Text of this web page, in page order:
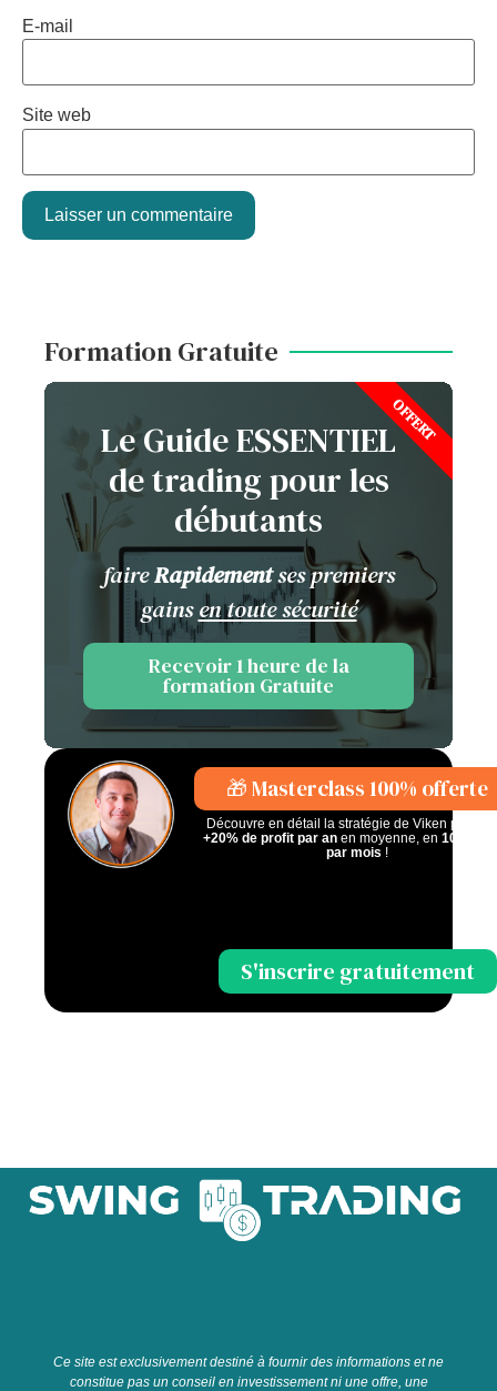
E-mail
Site web
Formation Gratuite
Le Guide ESSENTIEL
de trading pour les
débutants
faireRapidementses premiers
gainsen toute sécurité
Recevoir 1 heure de la
formation Gratuite
OFFERT
🎁 Masterclass 100% offerte
Découvre en détail la stratégie de Viken pour
+20% de profit par an en moyenne, en10
par mois !
S'inscrire gratuitement
Ce site estexclusivementdestiné à fournirdes informations etne
constituepasun conseilen investissementniuneoffre, une